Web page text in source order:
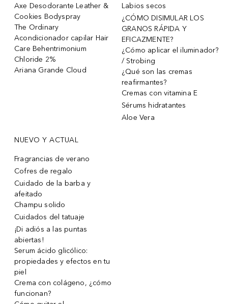
Axe Desodorante Leather &
Cookies Bodyspray
The Ordinary
Acondicionador capilar Hair
Care Behentrimonium
Chloride 2%
Ariana Grande Cloud
Labios secos
¿CÓMO DISIMULAR LOS
GRANOS RÁPIDA Y
EFICAZMENTE?
¿Cómo aplicar el iluminador?
/ Strobing
¿Qué son las cremas
reafirmantes?
Cremas con vitamina E
Sérums hidratantes
Aloe Vera
NUEVO Y ACTUAL
Fragrancias de verano
Cofres de regalo
Cuidado de la barba y
afeitado
Champu solido
Cuidados del tatuaje
¡Di adiós a las puntas
abiertas!
Serum ácido glicólico:
propiedades y efectos en tu
piel
Crema con colágeno, ¿cómo
funcionan?